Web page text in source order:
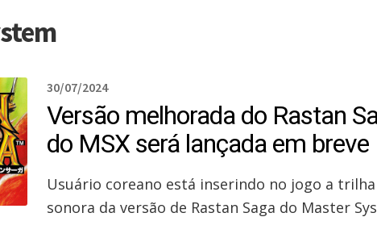
30/07/2024
Versão melhorada do Rastan
do MSX será lançada em breve
Usuário coreano está inserindo no jogo a trilha
sonora da versão de Rastan Saga do Master